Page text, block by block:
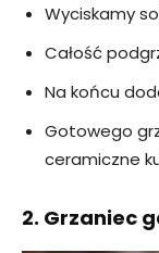
Wyciskamy
Całość
Na końcu
Gotowego
ceramiczne
2. Grzaniec